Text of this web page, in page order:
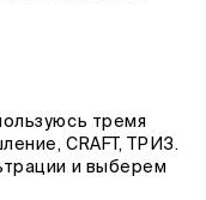
тремя
CRAFT, ТРИЗ.
и выберем